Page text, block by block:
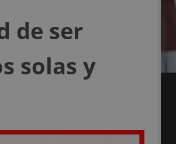
de ser
solas y